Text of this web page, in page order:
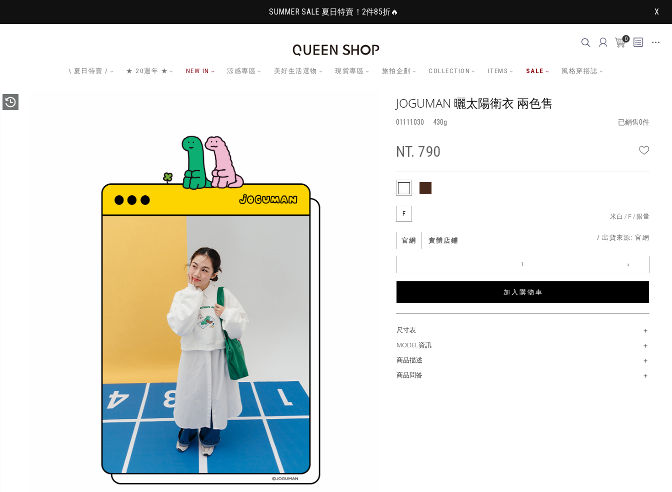
SUMMER SALE 夏日特賣！2件85折🔥 X
0
\ 夏日特賣 / ★ 20週年 ★ NEW IN 涼感專區 美好生活選物 現貨專區 旅拍企劃 COLLECTION ITEMS SALE 風格穿搭誌
JOGUMAN 曬太陽衛衣 兩色售
01111030 430 已銷售0件
NT. 790
F 米白 F 限量
官網 實體店鋪 / 出貨來源:官網
加 入 購 物 車
尺寸表
MODEL資訊
商品描述
商品問答